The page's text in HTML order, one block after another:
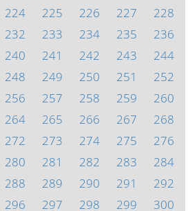
224 225 226 227
228
232 233 234 235
236
240 241 242 243
244
248 249 250 251
252
256 257 258 259
260
264 265 266 267
268
272 273 274 275
276
280 281 282 283
284
288 289 290 291
292
296 297 298 299
300